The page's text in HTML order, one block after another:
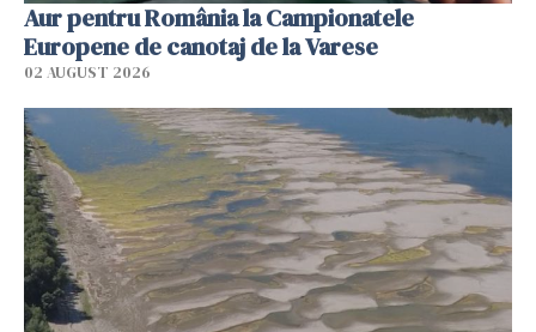
Aur pentru România la Campionatele
Europene de canotaj de la Varese
02 AUGUST 2026